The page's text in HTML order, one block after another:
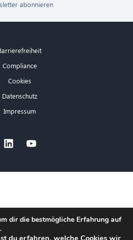
abonnieren
Compliance
Cookies
Datenschutz
Impressum
dir die bestmögliche Erfahrung auf
du erfahren, welche Cookies wir